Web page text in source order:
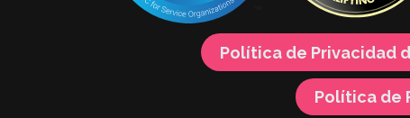
Política de Privacidad
Política de